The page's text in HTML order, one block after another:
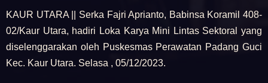
KAUR UTARA || Serka Fajri Aprianto, Babinsa Koramil 408-
02/Kaur Utara, hadiri Loka Karya Mini Lintas Sektoral yang
diselenggarakan oleh Puskesmas Perawatan Padang Guci
Kec. Kaur Utara. Selasa , 05/12/2023.